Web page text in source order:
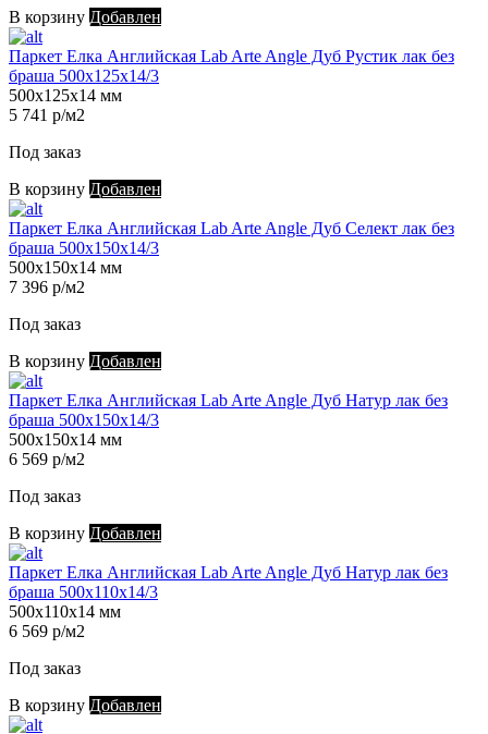
В корзину Добавлен
Паркет Елка Английская Lab Arte Angle Дуб Рустик лак без
браша 500х125х14/3
500х125х14 мм
5 741 р/м2
Под заказ
В корзину Добавлен
Паркет Елка Английская Lab Arte Angle Дуб Селект лак без
браша 500х150х14/3
500х150х14 мм
7 396 р/м2
Под заказ
В корзину Добавлен
Паркет Елка Английская Lab Arte Angle Дуб Натур лак без
браша 500х150х14/3
500х150х14 мм
6 569 р/м2
Под заказ
В корзину Добавлен
Паркет Елка Английская Lab Arte Angle Дуб Натур лак без
браша 500х110х14/3
500х110х14 мм
6 569 р/м2
Под заказ
В корзину Добавлен